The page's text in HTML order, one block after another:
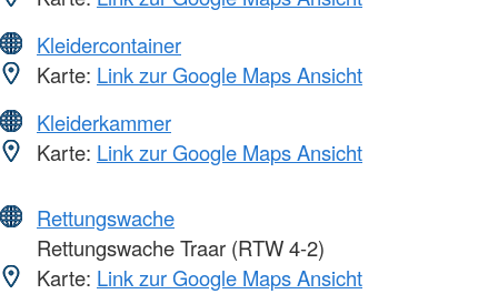
Kleidercontainer
Karte: Link zur Google Maps Ansicht
Kleiderkammer
Karte: Link zur Google Maps Ansicht
Rettungswache
Rettungswache Traar (RTW 4-2)
Karte: Link zur Google Maps Ansicht